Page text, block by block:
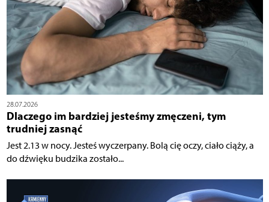
28.07.2026
Dlaczego im bardziej jesteśmy zmęczeni, tym
trudniej zasnąć
Jest 2.13 w nocy. Jesteś wyczerpany. Bolą cię oczy, ciało ciąży, a
do dźwięku budzika zostało...